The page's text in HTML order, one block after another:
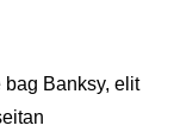
bag Banksy, elit